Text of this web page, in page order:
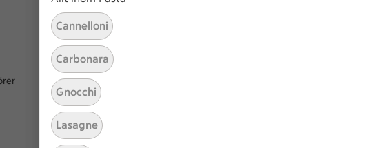
Cannelloni
Carbonara
Gnocchi
Lasagne